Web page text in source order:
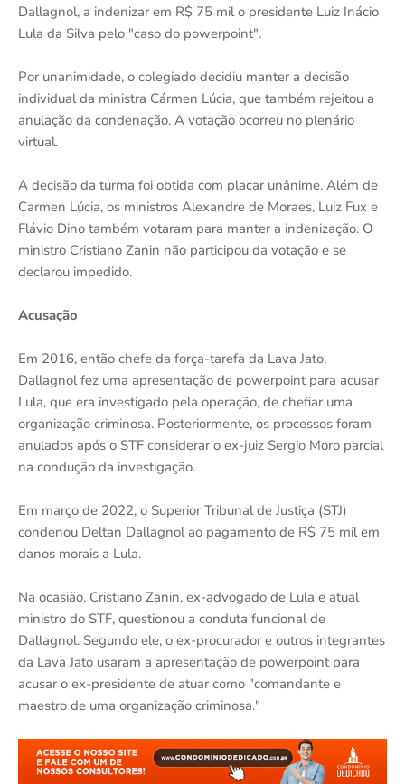
Dallagnol, a indenizar em R$ 75 mil o presidente Luiz Inácio
Lula da Silva pelo "caso do powerpoint".
Por unanimidade, o colegiado decidiu manter a decisão
individual da ministra Cármen Lúcia, que também rejeitou a
anulação da condenação. A votação ocorreu no plenário
virtual.
A decisão da turma foi obtida com placar unânime. Além de
Carmen Lúcia, os ministros Alexandre de Moraes, Luiz Fux e
Flávio Dino também votaram para manter a indenização. O
ministro Cristiano Zanin não participou da votação e se
declarou impedido.
Acusação
Em 2016, então chefe da força-tarefa da Lava Jato,
Dallagnol fez uma apresentação de powerpoint para acusar
Lula, que era investigado pela operação, de chefiar uma
organização criminosa. Posteriormente, os processos foram
anulados após o STF considerar o ex-juiz Sergio Moro parcial
na condução da investigação.
Em março de 2022, o Superior Tribunal de Justiça (STJ)
condenou Deltan Dallagnol ao pagamento de R$ 75 mil em
danos morais a Lula.
Na ocasião, Cristiano Zanin, ex-advogado de Lula e atual
ministro do STF, questionou a conduta funcional de
Dallagnol. Segundo ele, o ex-procurador e outros integrantes
da Lava Jato usaram a apresentação de powerpoint para
acusar o ex-presidente de atuar como "comandante e
maestro de uma organização criminosa."